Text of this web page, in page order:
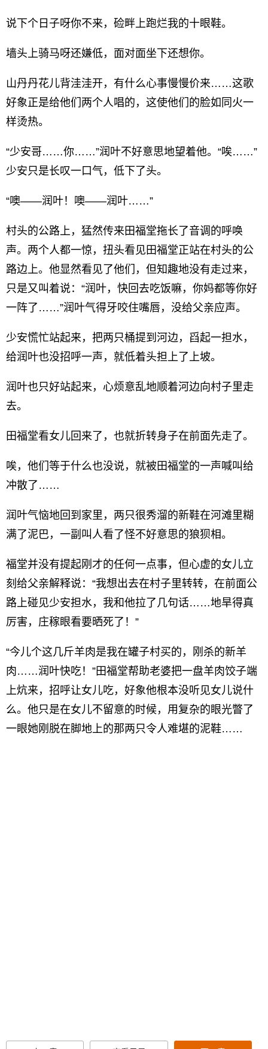
说下个日子呀你不来，硷畔上跑烂我的十眼鞋。
墙头上骑马呀还嫌低，面对面坐下还想你。
山丹丹花儿背洼洼开，有什么心事慢慢价来……这歌
好象正是给他们两个人唱的，这使他们的脸如同火一
样烫热。
“少安哥……你……”润叶不好意思地望着他。“唉……”
少安只是长叹一口气，低下了头。
“噢——润叶！噢——润叶……”
村头的公路上，猛然传来田福堂拖长了音调的呼唤
声。两个人都一惊，扭头看见田福堂正站在村头的公
路边上。他显然看见了他们，但知趣地没有走过来，
只是又叫着说：“润叶，快回去吃饭嘛，你妈都等你好
一阵了……”润叶气得牙咬住嘴唇，没给父亲应声。
少安慌忙站起来，把两只桶提到河边，舀起一担水，
给润叶也没招呼一声，就低着头担上了上坡。
润叶也只好站起来，心烦意乱地顺着河边向村子里走
去。
田福堂看女儿回来了，也就折转身子在前面先走了。
唉，他们等于什么也没说，就被田福堂的一声喊叫给
冲散了……
润叶气恼地回到家里，两只很秀溜的新鞋在河滩里糊
满了泥巴，一副叫人看了怪不好意思的狼狈相。
福堂并没有提起刚才的任何一点事，但心虚的女儿立
刻给父亲解释说：“我想出去在村子里转转，在前面公
路上碰见少安担水，我和他拉了几句话……地旱得真
厉害，庄稼眼看要晒死了！”
“今儿个这几斤羊肉是我在罐子村买的，刚杀的新羊
肉……润叶快吃！”田福堂帮助老婆把一盘羊肉饺子端
上炕来，招呼让女儿吃，好象他根本没听见女儿说什
么。他只是在女儿不留意的时候，用复杂的眼光瞥了
一眼她刚脱在脚地上的那两只令人难堪的泥鞋……